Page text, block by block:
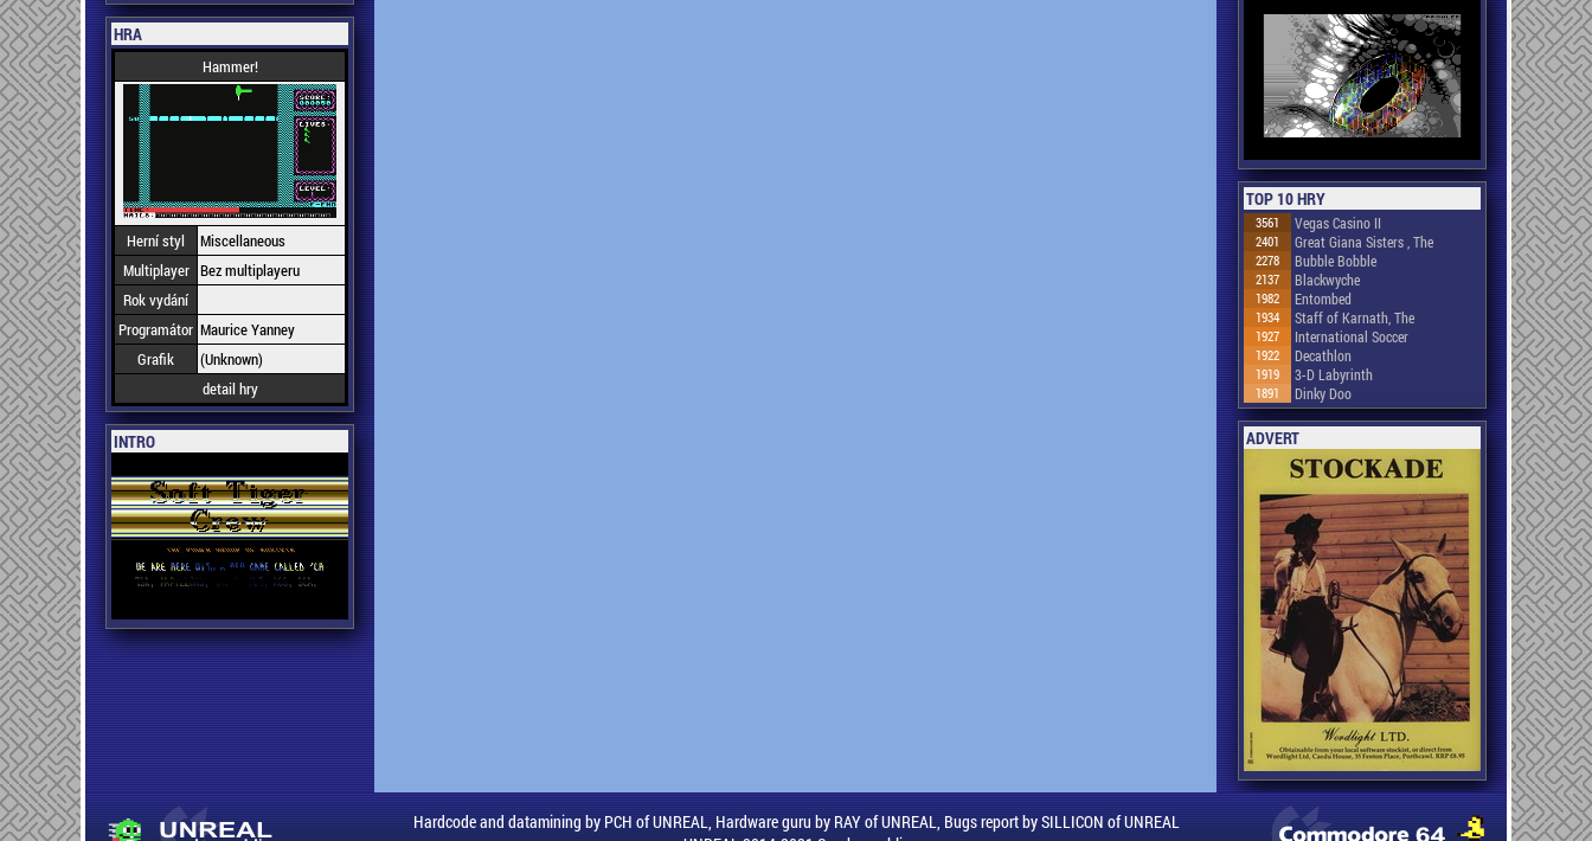
HRA
Hammer!
Herní styl
Miscellaneous
Multiplayer Bez multiplayeru
Rok vydání
Programátor Maurice Yanney
Grafik
(Unknown)
detail hry
INTRO
TOP 10 HRY
3561 Vegas Casino II
2401 Great Giana Sisters , The
2278 Bubble Bobble
2137 Blackwyche
1982 Entombed
1934 Staff of Karnath, The
1927 International Soccer
1922 Decathlon
1919 3-D Labyrinth
1891 Dinky Doo
ADVERT
Hardcode and datamining by PCH of UNREAL, Hardware guru by RAY of UNREAL, Bugs report by SILLICON of UNREAL